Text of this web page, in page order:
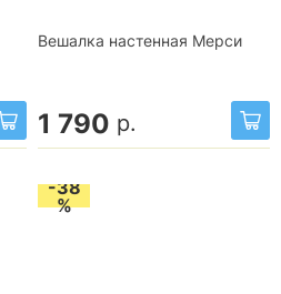
Вешалка настенная Мерси
1 790 р.
-38
%